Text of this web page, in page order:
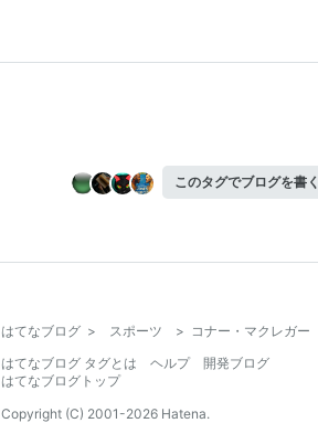
このタグでブログを書く
はてなブログ > スポーツ > コナー・マクレガー
はてなブログ タグとは
ヘルプ
開発ブログ
はてなブログトップ
Copyright (C) 2001-2026 Hatena.